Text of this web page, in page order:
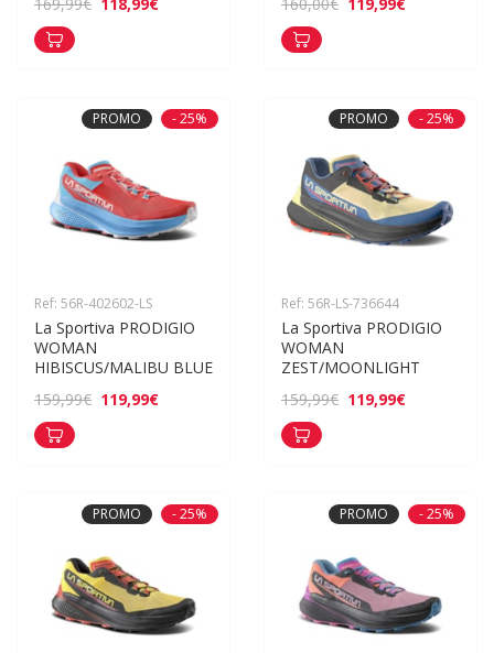
PROMO - 25%
Ref: 56R-402602-LS
La Sportiva PRODIGIO
WOMAN
HIBISCUS/MALIBU BLUE
159,99€ 119,99€
PROMO - 25%
Ref: 56R-LS-736644
La Sportiva PRODIGIO
WOMAN
ZEST/MOONLIGHT
159,99€ 119,99€
PROMO - 25% PROMO - 25%